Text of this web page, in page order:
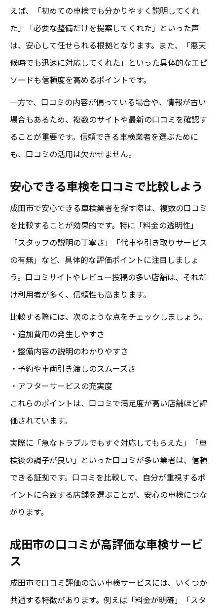
えば、「初めての車検でも分かりやすく説明してくれ
た」「必要な整備だけを提案してくれた」といった声
は、安心して任せられる根拠となります。また、「悪天
候時でも迅速に対応してくれた」といった具体的なエピ
ソードも信頼度を高めるポイントです。
一方で、口コミの内容が偏っている場合や、情報が古い
場合もあるため、複数のサイトや最新の口コミを確認す
ることが重要です。信頼できる車検業者を選ぶために
も、口コミの活用は欠かせません。
安心できる車検を口コミで比較しよう
成田市で安心できる車検業者を探す際は、複数の口コミ
を比較することが効果的です。特に「料金の透明性」
「スタッフの説明の丁寧さ」「代車や引き取りサービス
の有無」など、具体的な評価ポイントに注目しましょ
う。口コミサイトやレビュー投稿の多い店舗は、それだ
け利用者が多く、信頼性も高まります。
比較する際には、次のような点をチェックしましょう。
・追加費用の発生しやすさ
・整備内容の説明のわかりやすさ
・予約や車両引き渡しのスムーズさ
・アフターサービスの充実度
これらのポイントは、口コミで満足度が高い店舗ほど評
価されています。
実際に「急なトラブルでもすぐ対応してもらえた」「車
検後の調子が良い」といった口コミが多い業者は、信頼
できる証拠です。口コミを比較して、自分が重視するポ
イントに合致する店舗を選ぶことが、安心の車検につな
がります。
成田市の口コミが高評価な車検サービ
ス
成田市で口コミ評価の高い車検サービスには、いくつか
共通する特徴があります。例えば「料金が明確」「スタ